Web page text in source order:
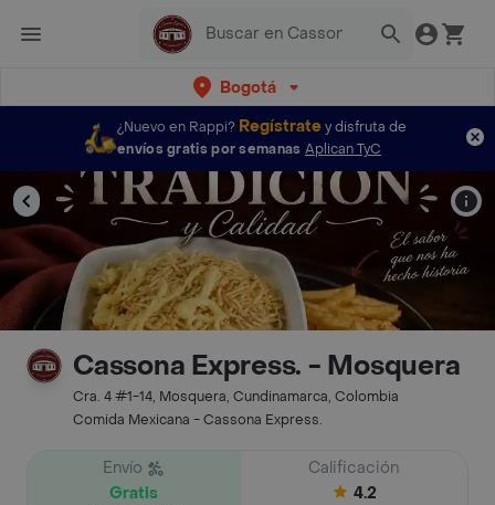
Bogotá
¿Nuevo en Rappi? Regístratey disfruta de
envíos gratis por semanas Aplican TyC
Cassona Express. - Mosquera
Cra. 4 #1-14, Mosquera, Cundinamarca, Colombia
Comida Mexicana - Cassona Express.
Envío
Gratis
Calificación
4.2